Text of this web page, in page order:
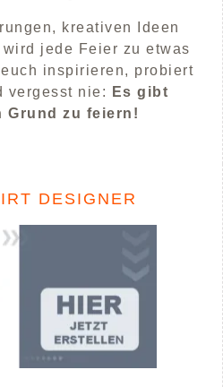
kreativen Ideen
jede Feier zu etwas
inspirieren, probiert
vergesst nie:
Es gibt
Grund zu feiern!
DESIGNER